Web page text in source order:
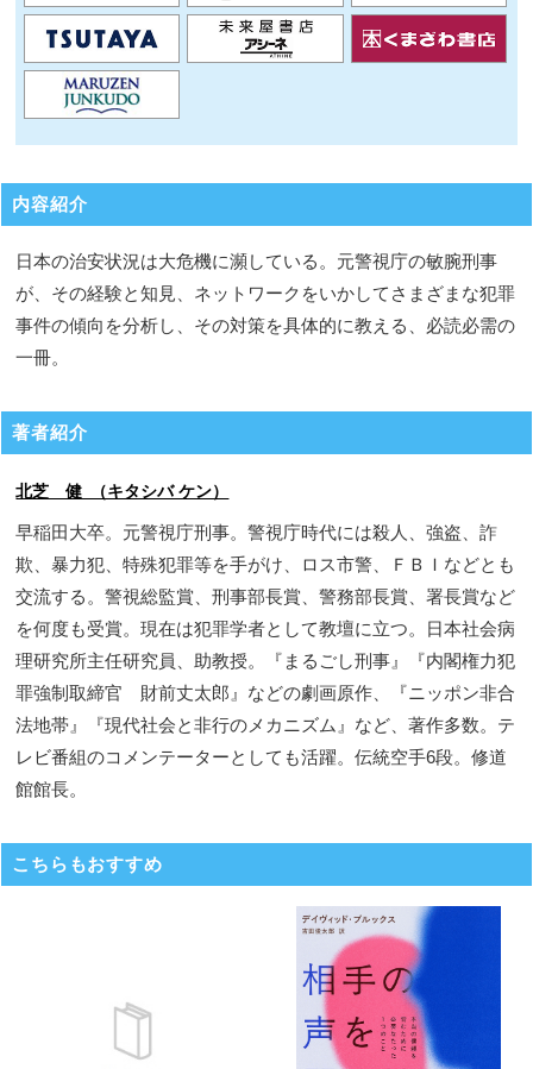
内容紹介
日本の治安状況は大危機に瀕している。元警視庁の敏腕刑事
が、その経験と知見、ネットワークをいかしてさまざまな犯罪
事件の傾向を分析し、その対策を具体的に教える、必読必需の
一冊。
著者紹介
北芝 健 （キタシバ ケン）
早稲田大卒。元警視庁刑事。警視庁時代には殺人、強盗、詐
欺、暴力犯、特殊犯罪等を手がけ、ロス市警、ＦＢＩなどとも
交流する。警視総監賞、刑事部長賞、警務部長賞、署長賞など
を何度も受賞。現在は犯罪学者として教壇に立つ。日本社会病
理研究所主任研究員、助教授。『まるごし刑事』『内閣権力犯
罪強制取締官 財前丈太郎』などの劇画原作、『ニッポン非合
法地帯』『現代社会と非行のメカニズム』など、著作多数。テ
レビ番組のコメンテーターとしても活躍。伝統空手6段。修道
館館長。
こちらもおすすめ